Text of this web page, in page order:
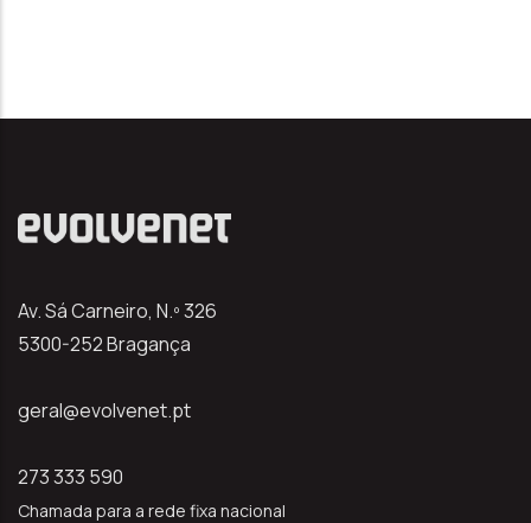
Av. Sá Carneiro, N.º 326
5300-252 Bragança
geral@evolvenet.pt
273 333 590
Chamada para a rede fixa nacional